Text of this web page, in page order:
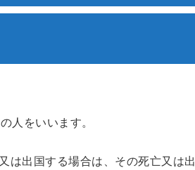
人をいいます。
は出国する場合は、その死亡又は出